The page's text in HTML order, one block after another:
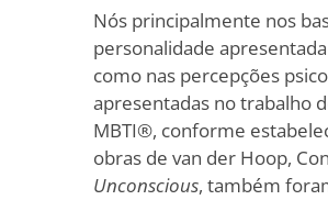
Nós principalmente nos
personalidade
como nas percepções
apresentadas no trabalho
MBTI®, conforme
obras de van der Hoop,
Unconscious, também